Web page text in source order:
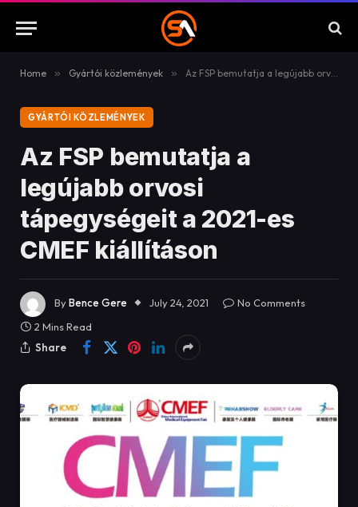
Home » Gyártói közlemények » Az FSP bemutatja a legújabb orvosi tápegységeit a 2021-es CMEF kiállításon
GYÁRTÓI KÖZLEMÉNYEK
Az FSP bemutatja a
legújabb orvosi
tápegységeit a 2021-es
CMEF kiállításon
ByBence Gere July 24, 2021
No Comments
2 Mins Read
Share